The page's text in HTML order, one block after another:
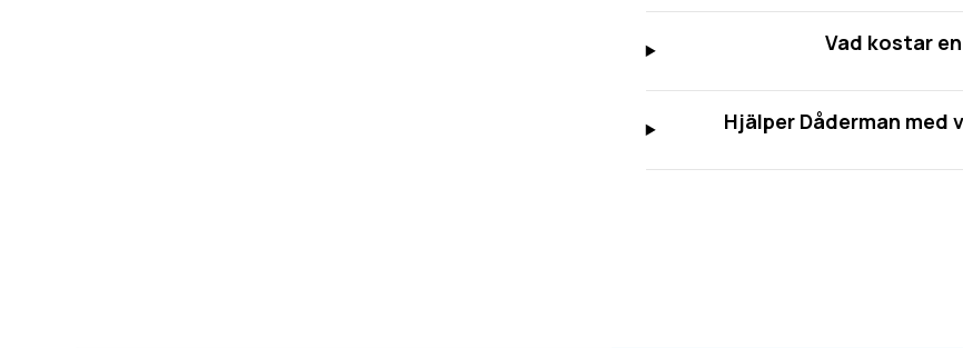
Vad kostar
Hjälper Dåderman